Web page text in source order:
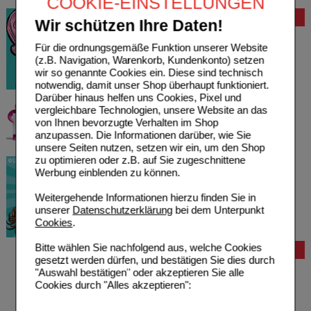
Wir schützen Ihre Daten!
Für die ordnungsgemäße Funktion unserer Website
(z.B. Navigation, Warenkorb, Kundenkonto) setzen
wir so genannte Cookies ein. Diese sind technisch
notwendig, damit unser Shop überhaupt funktioniert.
Darüber hinaus helfen uns Cookies, Pixel und
vergleichbare Technologien, unsere Website an das
von Ihnen bevorzugte Verhalten im Shop
anzupassen. Die Informationen darüber, wie Sie
unsere Seiten nutzen, setzen wir ein, um den Shop
zu optimieren oder z.B. auf Sie zugeschnittene
Werbung einblenden zu können.
Weitergehende Informationen hierzu finden Sie in
unserer Datenschutzerklärungbei dem Unterpunkt
Cookies.
Bitte wählen Sie nachfolgend aus, welche Cookies
gesetzt werden dürfen, und bestätigen Sie dies durch
"Auswahl bestätigen" oder akzeptieren Sie alle
Cookies durch "Alles akzeptieren":
Bewertung
Bestellung
Hilfe zur Anmeldung
Hilfe zum Bestellvorgang